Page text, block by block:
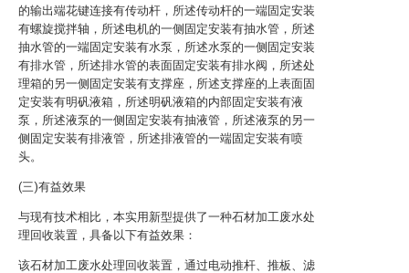
的输出端花键连接有传动杆，所述传动杆的一端固定安装
有螺旋搅拌轴，所述电机的一侧固定安装有抽水管，所述
抽水管的一端固定安装有水泵，所述水泵的一侧固定安装
有排水管，所述排水管的表面固定安装有排水阀，所述处
理箱的另一侧固定安装有支撑座，所述支撑座的上表面固
定安装有明矾液箱，所述明矾液箱的内部固定安装有液
泵，所述液泵的一侧固定安装有抽液管，所述液泵的另一
侧固定安装有排液管，所述排液管的一端固定安装有喷
头。
(三)有益效果
与现有技术相比，本实用新型提供了一种石材加工废水处
理回收装置，具备以下有益效果：
该石材加工废水处理回收装置，通过电动推杆、推板、滤